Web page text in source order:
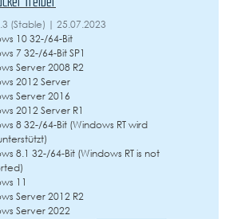
(Stable) | 25.07.2023
10 32-/64-Bit
7 32-/64-Bit SP1
Server 2008 R2
2012 Server
Server 2016
2012 Server R1
8 32-/64-Bit (Windows RT wird
8.1 32-/64-Bit (Windows RT is not
11
Server 2012 R2
Server 2022